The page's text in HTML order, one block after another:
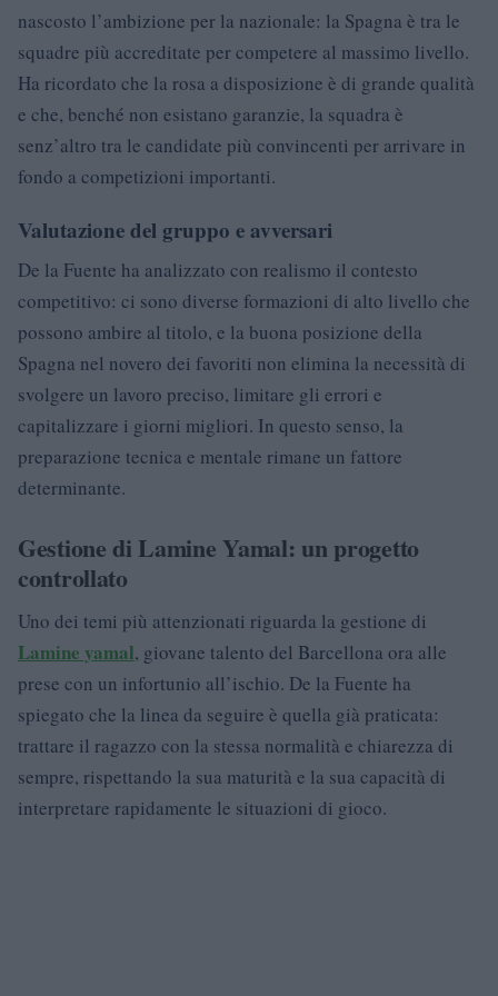
nascosto l’ambizione per la nazionale: la Spagna è tra le
squadre più accreditate per competere al massimo livello.
Ha ricordato che la rosa a disposizione è di grande qualità
e che, benché non esistano garanzie, la squadra è
senz’altro tra le candidate più convincenti per arrivare in
fondo a competizioni importanti.
Valutazione del gruppo e avversari
De la Fuente ha analizzato con realismo il contesto
competitivo: ci sono diverse formazioni di alto livello che
possono ambire al titolo, e la buona posizione della
Spagna nel novero dei favoriti non elimina la necessità di
svolgere un lavoro preciso, limitare gli errori e
capitalizzare i giorni migliori. In questo senso, la
preparazione tecnica e mentale rimane un fattore
determinante.
Gestione di Lamine Yamal: un progetto
controllato
Uno dei temi più attenzionati riguarda la gestione di
Lamine yamal, giovane talento del Barcellona ora alle
prese con un infortunio all’ischio. De la Fuente ha
spiegato che la linea da seguire è quella già praticata:
trattare il ragazzo con la stessa normalità e chiarezza di
sempre, rispettando la sua maturità e la sua capacità di
interpretare rapidamente le situazioni di gioco.